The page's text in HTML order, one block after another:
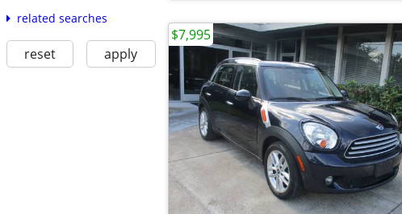
related searches
reset apply
$7,995